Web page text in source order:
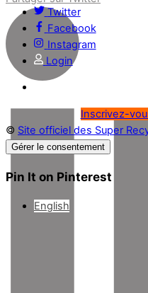
Twitter
Facebook
Instagram
Login
Inscrivez-
© Site officiel des Super
Gérer le consentement
Pin It on Pinterest
English